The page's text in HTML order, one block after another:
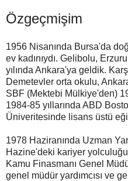
Özgeçmişim
1956 Nisanında Bursa'da
ev kadınıydı. Gelibolu,
yılında Ankara'ya geldik.
Demetevler orta okulu,
SBF (Mektebi Mülkiye'den)
1984-85 yıllarında ABD
Üniveritesinde lisans üstü
1978 Haziranında Uzman
Hazine'deki kariyer
Kamu Finasmanı Genel
genel müdür yardımcısı ve